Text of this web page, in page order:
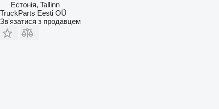
Естонія, Tallinn
TruckParts Eesti OÜ
Зв'язатися з продавцем